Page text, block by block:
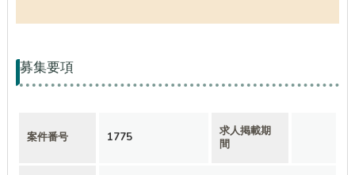
募集要項
案件番号 1775
求人掲載期
間